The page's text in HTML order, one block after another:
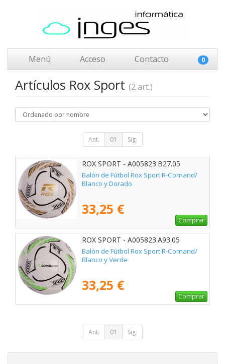
Menú Acceso Contacto 0
Artículos Rox Sport (2 art.)
Ant. 01 Sig.
ROX SPORT - A005823.B27.05
Balón de Fútbol Rox Sport R-Comand/
Blanco y Dorado
33,25 €
Comprar
ROX SPORT - A005823.A93.05
Balón de Fútbol Rox Sport R-Comand/
Blanco y Verde
33,25 €
Comprar
Ant. 01 Sig.